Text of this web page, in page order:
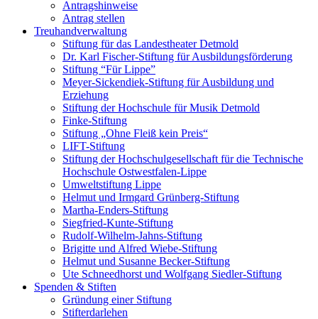
Antragshinweise
Antrag stellen
Treuhandverwaltung
Stiftung für das Landestheater Detmold
Dr. Karl Fischer-Stiftung für Ausbildungsförderung
Stiftung “Für Lippe”
Meyer-Sickendiek-Stiftung für Ausbildung und
Erziehung
Stiftung der Hochschule für Musik Detmold
Finke-Stiftung
Stiftung „Ohne Fleiß kein Preis“
LIFT-Stiftung
Stiftung der Hochschulgesellschaft für die Technische
Hochschule Ostwestfalen-Lippe
Umweltstiftung Lippe
Helmut und Irmgard Grünberg-Stiftung
Martha-Enders-Stiftung
Siegfried-Kunte-Stiftung
Rudolf-Wilhelm-Jahns-Stiftung
Brigitte und Alfred Wiebe-Stiftung
Helmut und Susanne Becker-Stiftung
Ute Schneedhorst und Wolfgang Siedler-Stiftung
Spenden & Stiften
Gründung einer Stiftung
Stifterdarlehen